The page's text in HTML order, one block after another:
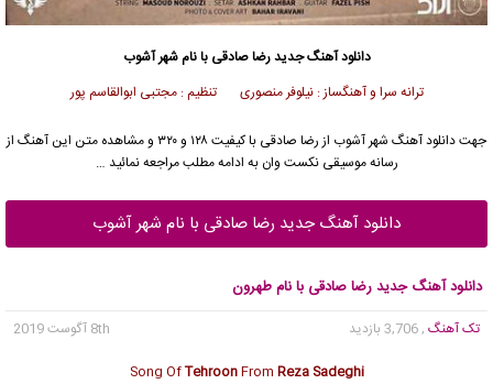
دانلود آهنگ جدیدرضا صادقی با نام شهر آشوب
ترانه سرا و آهنگساز : نیلوفر منصوری تنظیم : مجتبی ابوالقاسم پور
جهت دانلود آهنگ شهر آشوب از رضا صادقی
با کیفیت ۱۲۸ و ۳۲۰ و مشاهده متن این آهنگ از
رسانه موسیقی نکست وان به ادامه مطلب مراجعه نمائید …
دانلود آهنگ جدید رضا صادقی با نام شهر آشوب
دانلود آهنگ جدید رضا صادقی با نام طهرون
تک آهنگ , 3,706 بازدید
8th آگوست 2019
Song OfTehroonFrom Reza Sadeghi